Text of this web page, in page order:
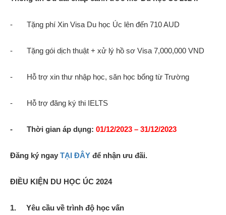
- Tặng phí Xin Visa Du học Úc lên đến 710 AUD
- Tặng gói dịch thuật + xử lý hồ sơ Visa 7,000,000 VND
- Hỗ trợ xin thư nhập học, săn học bổng từ Trường
- Hỗ trợ đăng ký thi IELTS
- Thời gian áp dụng: 01/12/2023 – 31/12/2023
Đăng ký ngay TẠI ĐÂY để nhận ưu đãi.
ĐIỀU KIỆN DU HỌC ÚC 2024
1. Yêu cầu về trình độ học vấn